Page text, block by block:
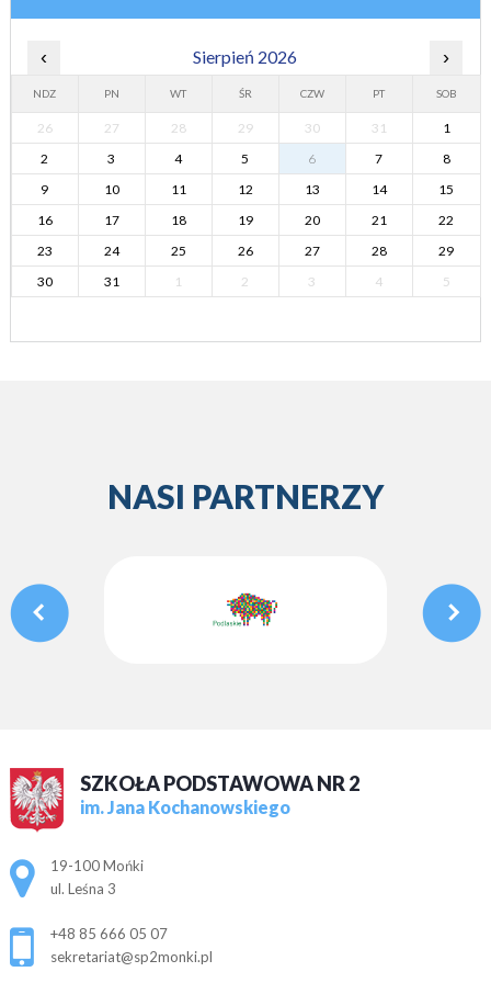
‹ Sierpień 2026 ›
NDZ PN WT ŚR CZW PT SOB
26 27 28 29 30 31
1
2
3 4 5 6 7
8
9
10 11 12 13 14
15
16
17 18 19 20 21
22
23
24 25 26 27 28
29
30
31 1 2 3 4 5
NASI PARTNERZY
SZKOŁA PODSTAWOWA NR 2
im. Jana Kochanowskiego
Adres pocztowy:
19-100 Mońki
ul. Leśna 3
+48 85 666 05 07
sekretariat@sp2monki.pl